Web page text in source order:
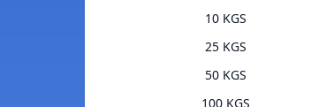
10 KGS
25 KGS
50 KGS
100 KGS